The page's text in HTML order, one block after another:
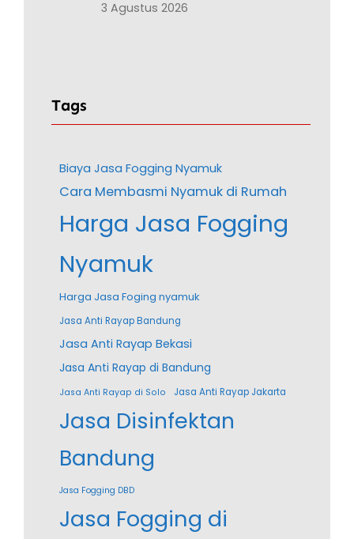
3 Agustus 2026
Tags
Biaya Jasa Fogging Nyamuk
Cara Membasmi Nyamuk di Rumah
Harga Jasa Fogging
Nyamuk
Harga Jasa Foging nyamuk
Jasa Anti Rayap Bandung
Jasa Anti Rayap Bekasi
Jasa Anti Rayap di Bandung
Jasa Anti Rayap di Solo Jasa Anti Rayap Jakarta
Jasa Disinfektan
Bandung
Jasa Fogging DBD
Jasa Fogging di